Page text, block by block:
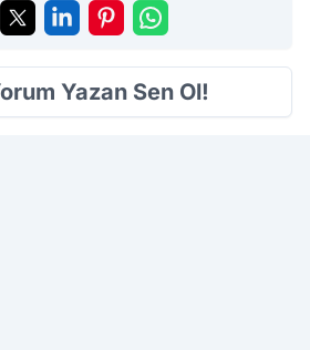
Yazan Sen Ol!